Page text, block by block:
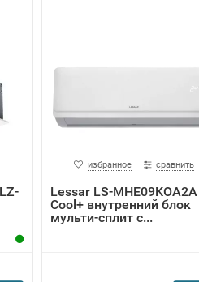
избранное сравнить
Lessar LS-MHE09KOA2A
Cool+ внутренний блок
мульти-сплит с...